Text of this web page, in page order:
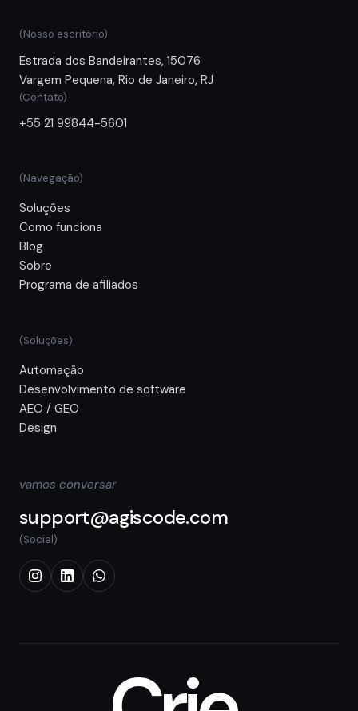
(Nosso escritório)
Estrada dos Bandeirantes, 15076
Vargem Pequena, Rio de Janeiro, RJ
(Contato)
+55 21 99844-5601
(Navegação)
Soluções
Como funciona
Blog
Sobre
Programa de afiliados
(Soluções)
Automação
Desenvolvimento de software
AEO / GEO
Design
vamos conversar
support@agiscode.com
(Social)